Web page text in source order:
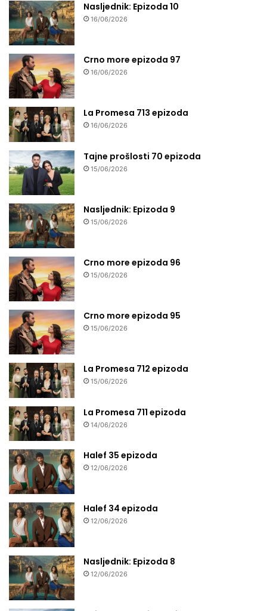
Nasljednik: Epizoda 10
16/06/2026
Crno more epizoda 97
16/06/2026
La Promesa 713 epizoda
16/06/2026
Tajne prošlosti 70 epizoda
15/06/2026
Nasljednik: Epizoda 9
15/06/2026
Crno more epizoda 96
15/06/2026
Crno more epizoda 95
15/06/2026
La Promesa 712 epizoda
15/06/2026
La Promesa 711 epizoda
14/06/2026
Halef 35 epizoda
12/06/2026
Halef 34 epizoda
12/06/2026
Nasljednik: Epizoda 8
12/06/2026